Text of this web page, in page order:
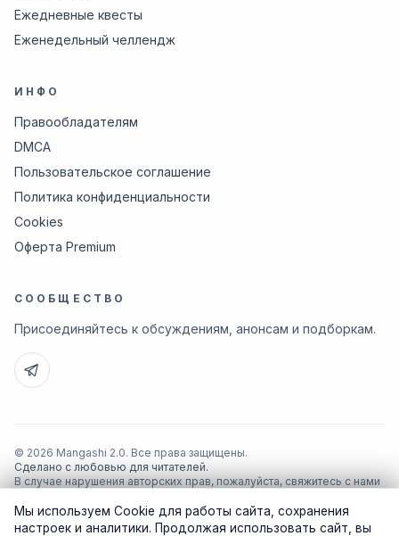
Ежедневные квесты
Еженедельный челлендж
ИНФО
Правообладателям
DMCA
Пользовательское соглашение
Политика конфиденциальности
Cookies
Оферта Premium
СООБЩЕСТВО
Присоединяйтесь к обсуждениям, анонсам и подборкам.
© 2026 Mangashi 2.0. Все права защищены.
Сделано с любовью для читателей.
В случае нарушения авторских прав, пожалуйста, свяжитесь с нами